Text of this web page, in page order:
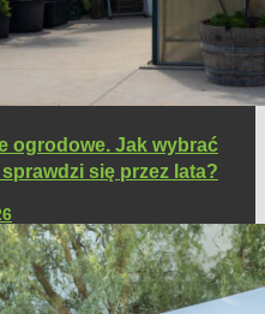
ogrodowe. Jak wybrać
się przez lata?